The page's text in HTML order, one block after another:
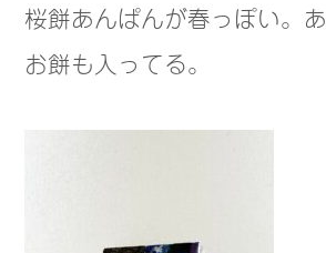
桜餅あんぱんが春っぽい。
お餅も入ってる。